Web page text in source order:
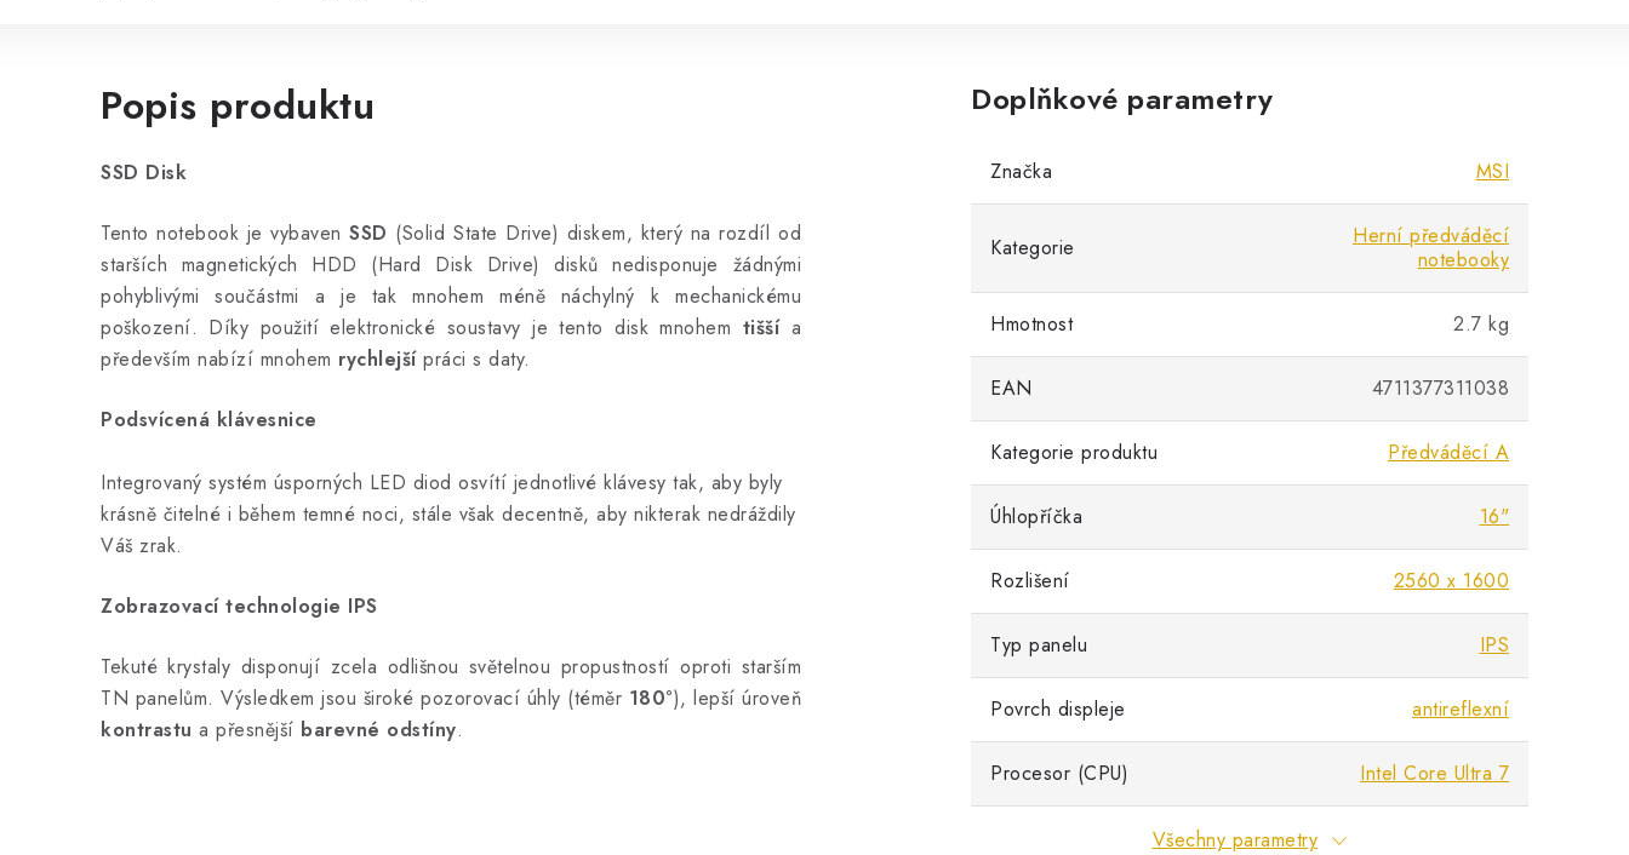
Popis produktu
SSD Disk
Tento notebook je vybaven SSD (Solid State Drive) diskem, který na rozdíl od
starších magnetických HDD (Hard Disk Drive) disků nedisponuje žádnými
pohyblivými součástmi a je tak mnohem méně náchylný k mechanickému
poškození. Díky použití elektronické soustavy je tento disk mnohem tišší a
především nabízí mnohem rychlejšípráci s daty.
Podsvícená klávesnice
Integrovaný systém úsporných LED diod osvítí jednotlivé klávesy tak, aby byly
krásně čitelné i během temné noci, stále však decentně, aby nikterak nedráždily
Váš zrak.
Zobrazovací technologie IPS
Tekuté krystaly disponují zcela odlišnou světelnou propustností oproti starším
TN panelům. Výsledkem jsou široké pozorovací úhly (téměr 180°), lepší úroveň
kontrastu a přesnější barevné odstíny.
Doplňkové parametry
Značka MSI
Kategorie
Herní předváděcí
notebooky
Hmotnost 2.7 kg
EAN 4711377311038
Kategorie produktu Předváděcí A
Úhlopříčka 16"
Rozlišení 2560 x 1600
Typ panelu IPS
Povrch displeje antireflexní
Procesor (CPU) Intel Core Ultra 7
Všechny parametry